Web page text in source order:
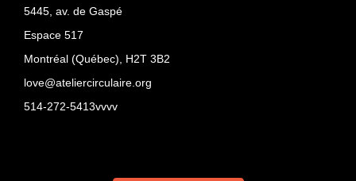
5445, av. de Gaspé
Espace 517
Montréal (Québec), H2T 3B2
love@ateliercirculaire.org
514-272-5413vvvv